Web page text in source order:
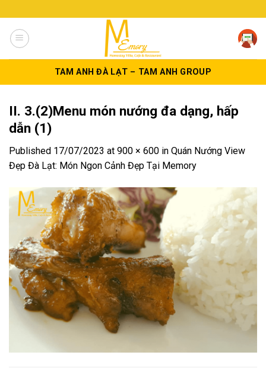
to
content
TAM ANH ĐÀ LẠT – TAM ANH GROUP
II. 3.(2)Menu món nướng đa dạng, hấp
dẫn (1)
Published 17/07/2023 at 900 × 600 in Quán Nướng View
Đẹp Đà Lạt: Món Ngon Cảnh Đẹp Tại Memory